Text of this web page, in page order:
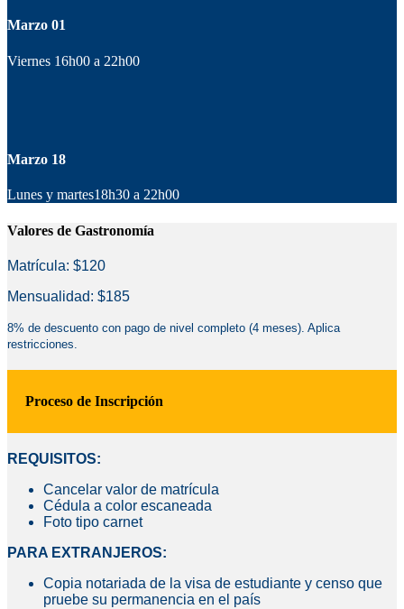
Marzo 01
Viernes 16h00 a 22h00
Marzo 18
Lunes y martes18h30 a 22h00
Valores de Gastronomía
Matrícula: $120
Mensualidad: $185
8% de descuento con pago de nivel completo (4 meses). Aplica
restricciones.
Proceso de Inscripción
REQUISITOS:
Cancelar valor de matrícula
Cédula a color escaneada
Foto tipo carnet
PARA EXTRANJEROS:
Copia notariada de la visa de estudiante y censo que
pruebe su permanencia en el país